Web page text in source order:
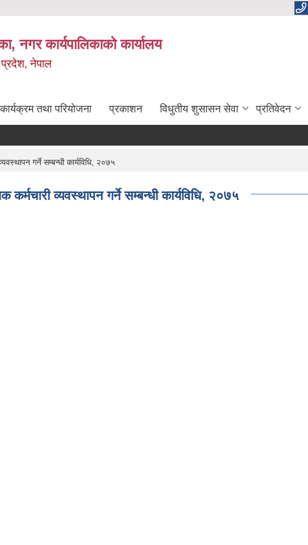
नगर कार्यपालिकाको कार्यालय
प्रदेश, नेपाल
कार्यक्रम तथा परियोजना प्रकाशन विधुतीय शुसासन सेवा प्रतिवेदन
गर्ने सम्बन्धी कार्यविधि, २०७५
कर्मचारी व्यवस्थापन गर्ने सम्बन्धी कार्यविधि, २०७५